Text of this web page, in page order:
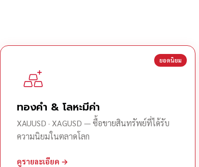
ยอดนิยม
ทองคำ & โลหะมีค่า
XAUUSD · XAGUSD — ซื้อขายสินทรัพย์ที่ได้รับ
ความนิยมในตลาดโลก
ดูรายละเอียด →